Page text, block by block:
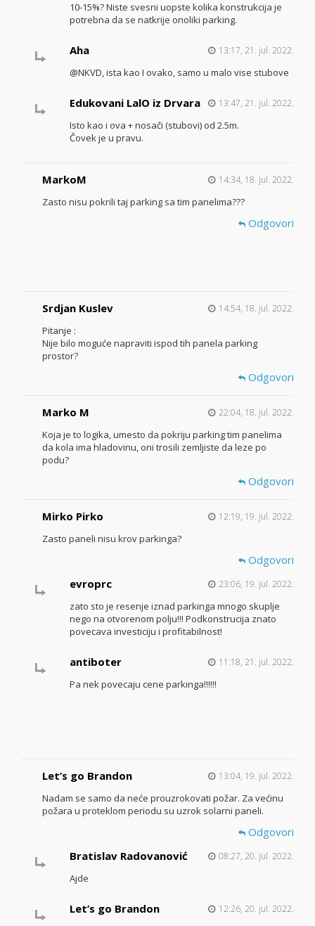
10-15%? Niste svesni uopste kolika konstrukcija je
potrebna da se natkrije onoliki parking.
Aha 13:17, 21. jul. 2022.
@NKVD, ista kao I ovako, samo u malo vise stubove
Edukovani LalO iz Drvara 13:47, 21. jul. 2022.
Isto kao i ova + nosači (stubovi) od 2.5m.
Čovek je u pravu.
MarkoM 14:34, 18. jul. 2022.
Zasto nisu pokrili taj parking sa tim panelima???
Odgovori
Srdjan Kuslev 14:54, 18. jul. 2022.
Pitanje :
Nije bilo moguće napraviti ispod tih panela parking
prostor?
Odgovori
Marko M 22:04, 18. jul. 2022.
Koja je to logika, umesto da pokriju parking tim panelima
da kola ima hladovinu, oni trosili zemljiste da leze po
podu?
Odgovori
Mirko Pirko 12:19, 19. jul. 2022.
Zasto paneli nisu krov parkinga?
Odgovori
evroprc
23:06, 19. jul. 2022.
zato sto je resenje iznad parkinga mnogo skuplje
nego na otvorenom polju!!! Podkonstrucija znato
povecava investiciju i profitabilnost!
antiboter 11:18, 21. jul. 2022.
Pa nek povecaju cene parkinga!!!!!!
Let’s go Brandon 13:04, 19. jul. 2022.
Nadam se samo da neće prouzrokovati požar. Za većinu
požara u proteklom periodu su uzrok solarni paneli.
Odgovori
Bratislav Radovanović
08:27, 20. jul. 2022.
Ajde
Let’s go Brandon 12:26, 20. jul. 2022.